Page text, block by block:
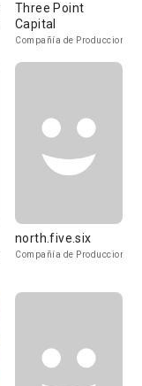
Three Point
Capital
Compañía de Produccion
north.five.six
Compañía de Produccion